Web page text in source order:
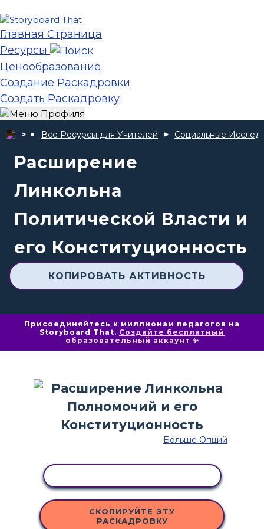
Главная Страница
Ресурсы
Ценообразование
Создание Раскадровки
Создать Раскадровку
Все Ресурсы для Учителей Социальные
Расширение
Линкольна
Политической Власти и
его Конституционность
КОПИРОВАТЬ АКТИВНОСТЬ
Присоединяйтесь к миллионам педагогов на
Storyboard That. Создайте бесплатный
образовательный аккаунт ✨
Больше Опций
СКОПИРУЙТЕ ЭТУ
РАСКАДРОВКУ